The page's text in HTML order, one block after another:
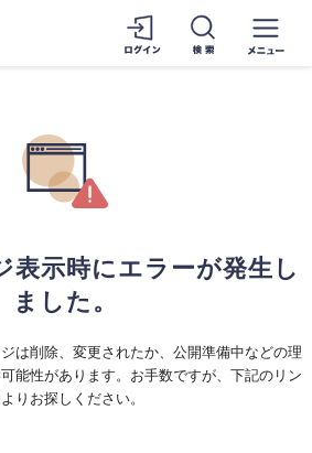
表示時にエラーが発生し
ました。
は削除、変更されたか、公開準備中などの理
能性があります。お手数ですが、下記のリン
りお探しください。